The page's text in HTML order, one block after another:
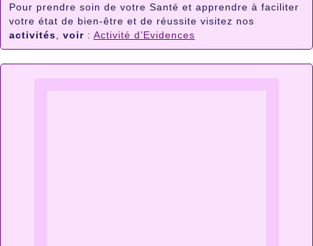
Pour prendre soin de votre Santé et apprendre à faciliter
votre état de bien-être et de réussite visitez nos
activités
voir : Activité d’Evidences